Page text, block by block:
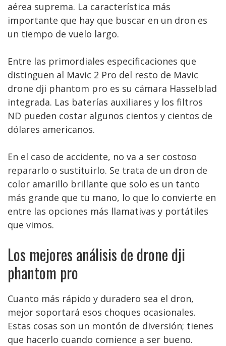
aérea suprema. La característica más
importante que hay que buscar en un dron es
un tiempo de vuelo largo.
Entre las primordiales especificaciones que
distinguen al Mavic 2 Pro del resto de Mavic
drone dji phantom pro es su cámara Hasselblad
integrada. Las baterías auxiliares y los filtros
ND pueden costar algunos cientos y cientos de
dólares americanos.
En el caso de accidente, no va a ser costoso
repararlo o sustituirlo. Se trata de un dron de
color amarillo brillante que solo es un tanto
más grande que tu mano, lo que lo convierte en
entre las opciones más llamativas y portátiles
que vimos.
Los mejores análisis de drone dji
phantom pro
Cuanto más rápido y duradero sea el dron,
mejor soportará esos choques ocasionales.
Estas cosas son un montón de diversión; tienes
que hacerlo cuando comience a ser bueno.